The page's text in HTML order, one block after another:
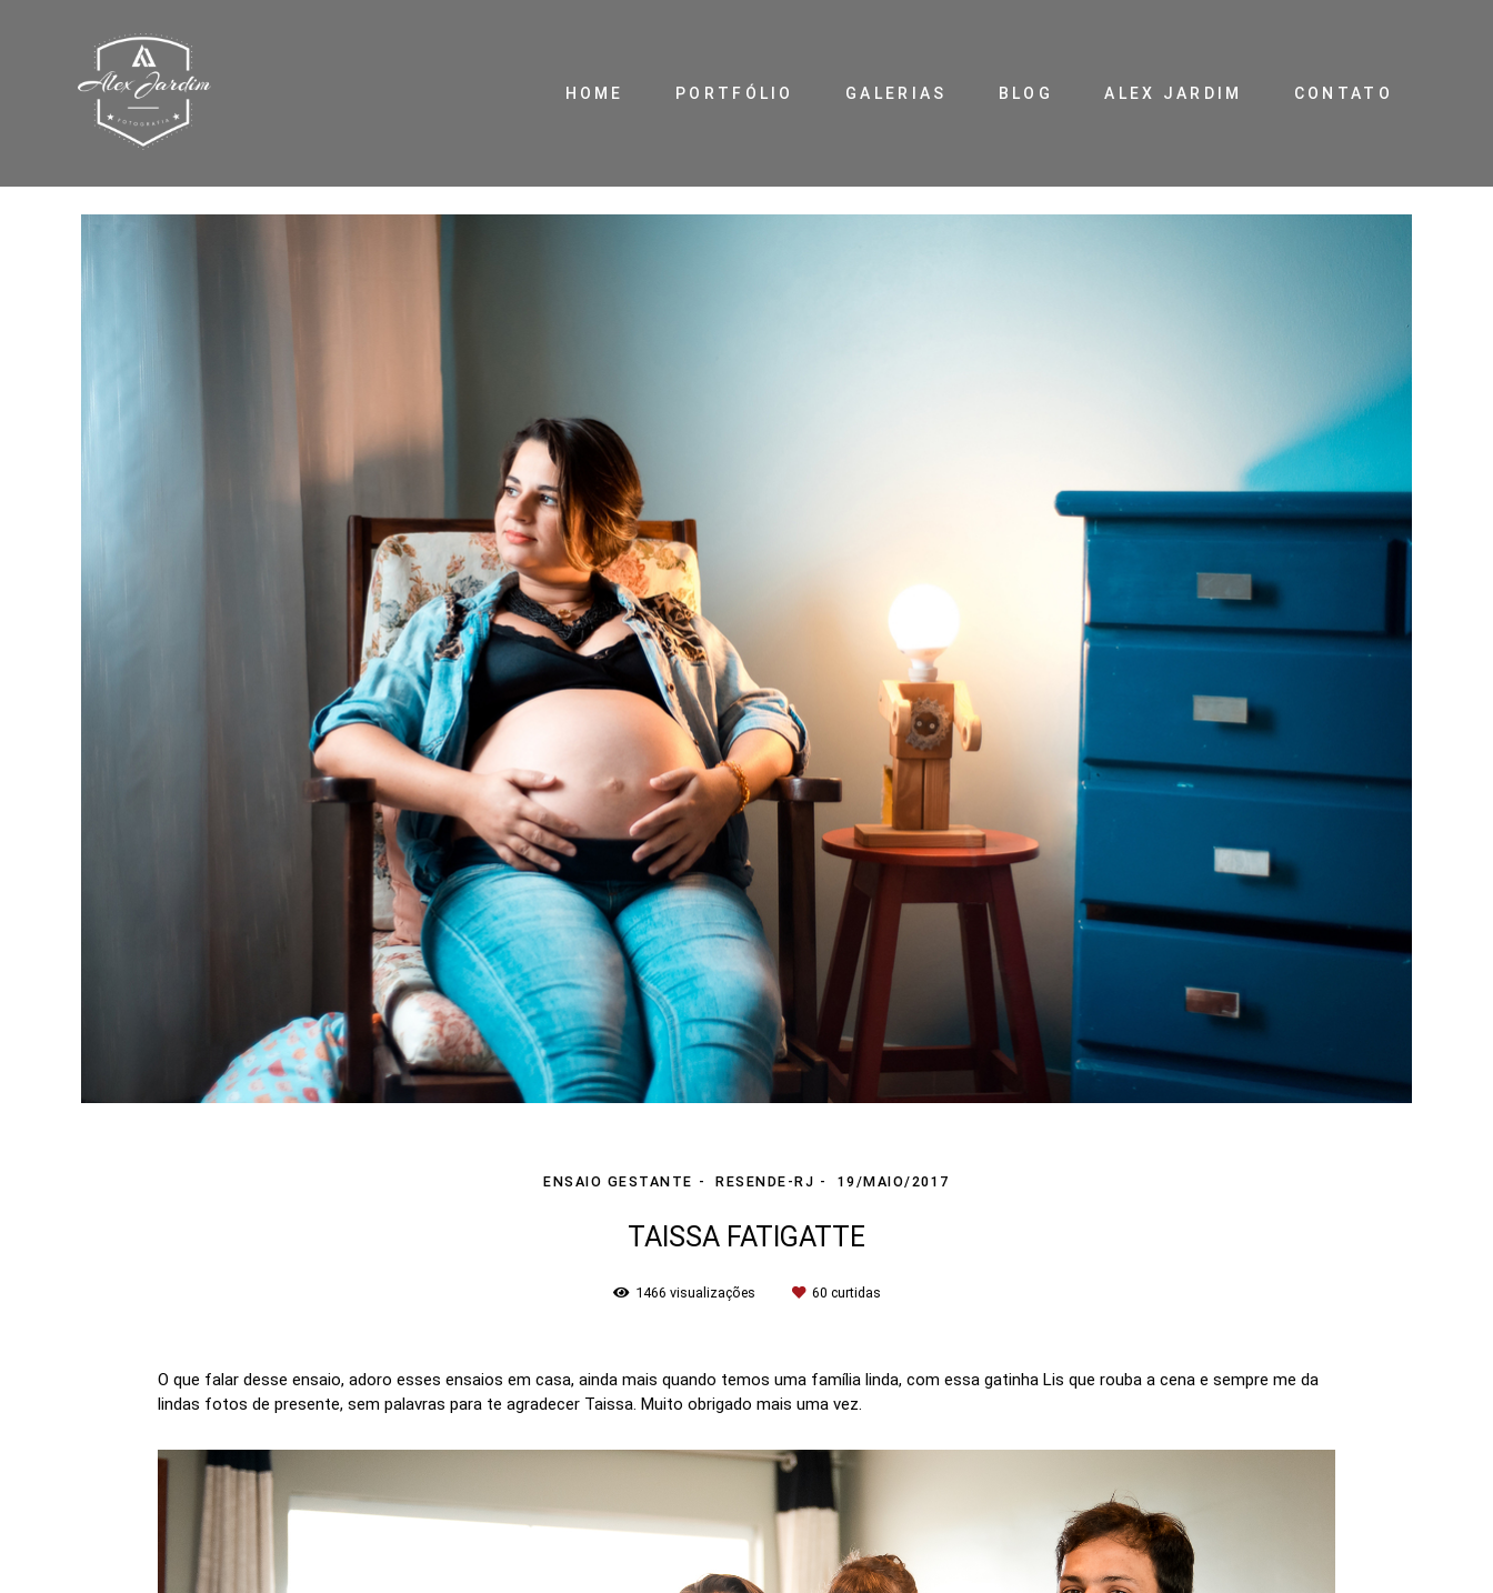
HOME PORTFÓLIO GALERIAS BLOG ALEX JARDIM CONTATO
ENSAIO GESTANTE RESENDE-RJ 19/MAIO/2017
TAISSA FATIGATTE
1466 visualizações 60 curtidas
O que falar desse ensaio, adoro esses ensaios em casa, ainda mais quando temos uma família linda, com essa gatinha Lis que rouba a cena e sempre me da
lindas fotos de presente, sem palavras para te agradecer Taissa. Muito obrigado mais uma vez.